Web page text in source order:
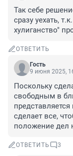
Так себе
сразу уехать,
хулиганство"
ОТВЕТИТЬ
Гость
9 июня 2025,
Поскольку
свободным в
сделает все,
положение дел
ОТВЕТИТЬ 3